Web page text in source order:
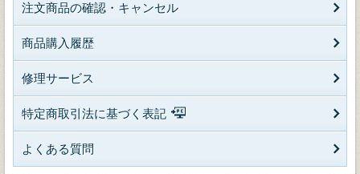
注文商品の確認・キャンセル
商品購入履歴
修理サービス
特定商取引法に基づく表記
よくある質問